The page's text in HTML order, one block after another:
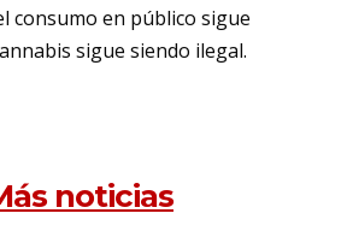
consumo en público sigue
sigue siendo ilegal.
noticias